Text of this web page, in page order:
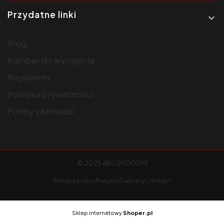
Przydatne linki
Blog
Kamper do wynajęcia
Regulamin
Polityka prywatności
Formy płatności
© 2025 ABC EKODOM
Privacy policyReturnsDeliveryContact
Sklep internetowy Shoper.pl